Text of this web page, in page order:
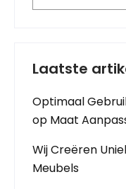
Laatste
Optimaal
op Maat
Wij Creëren
Meubels